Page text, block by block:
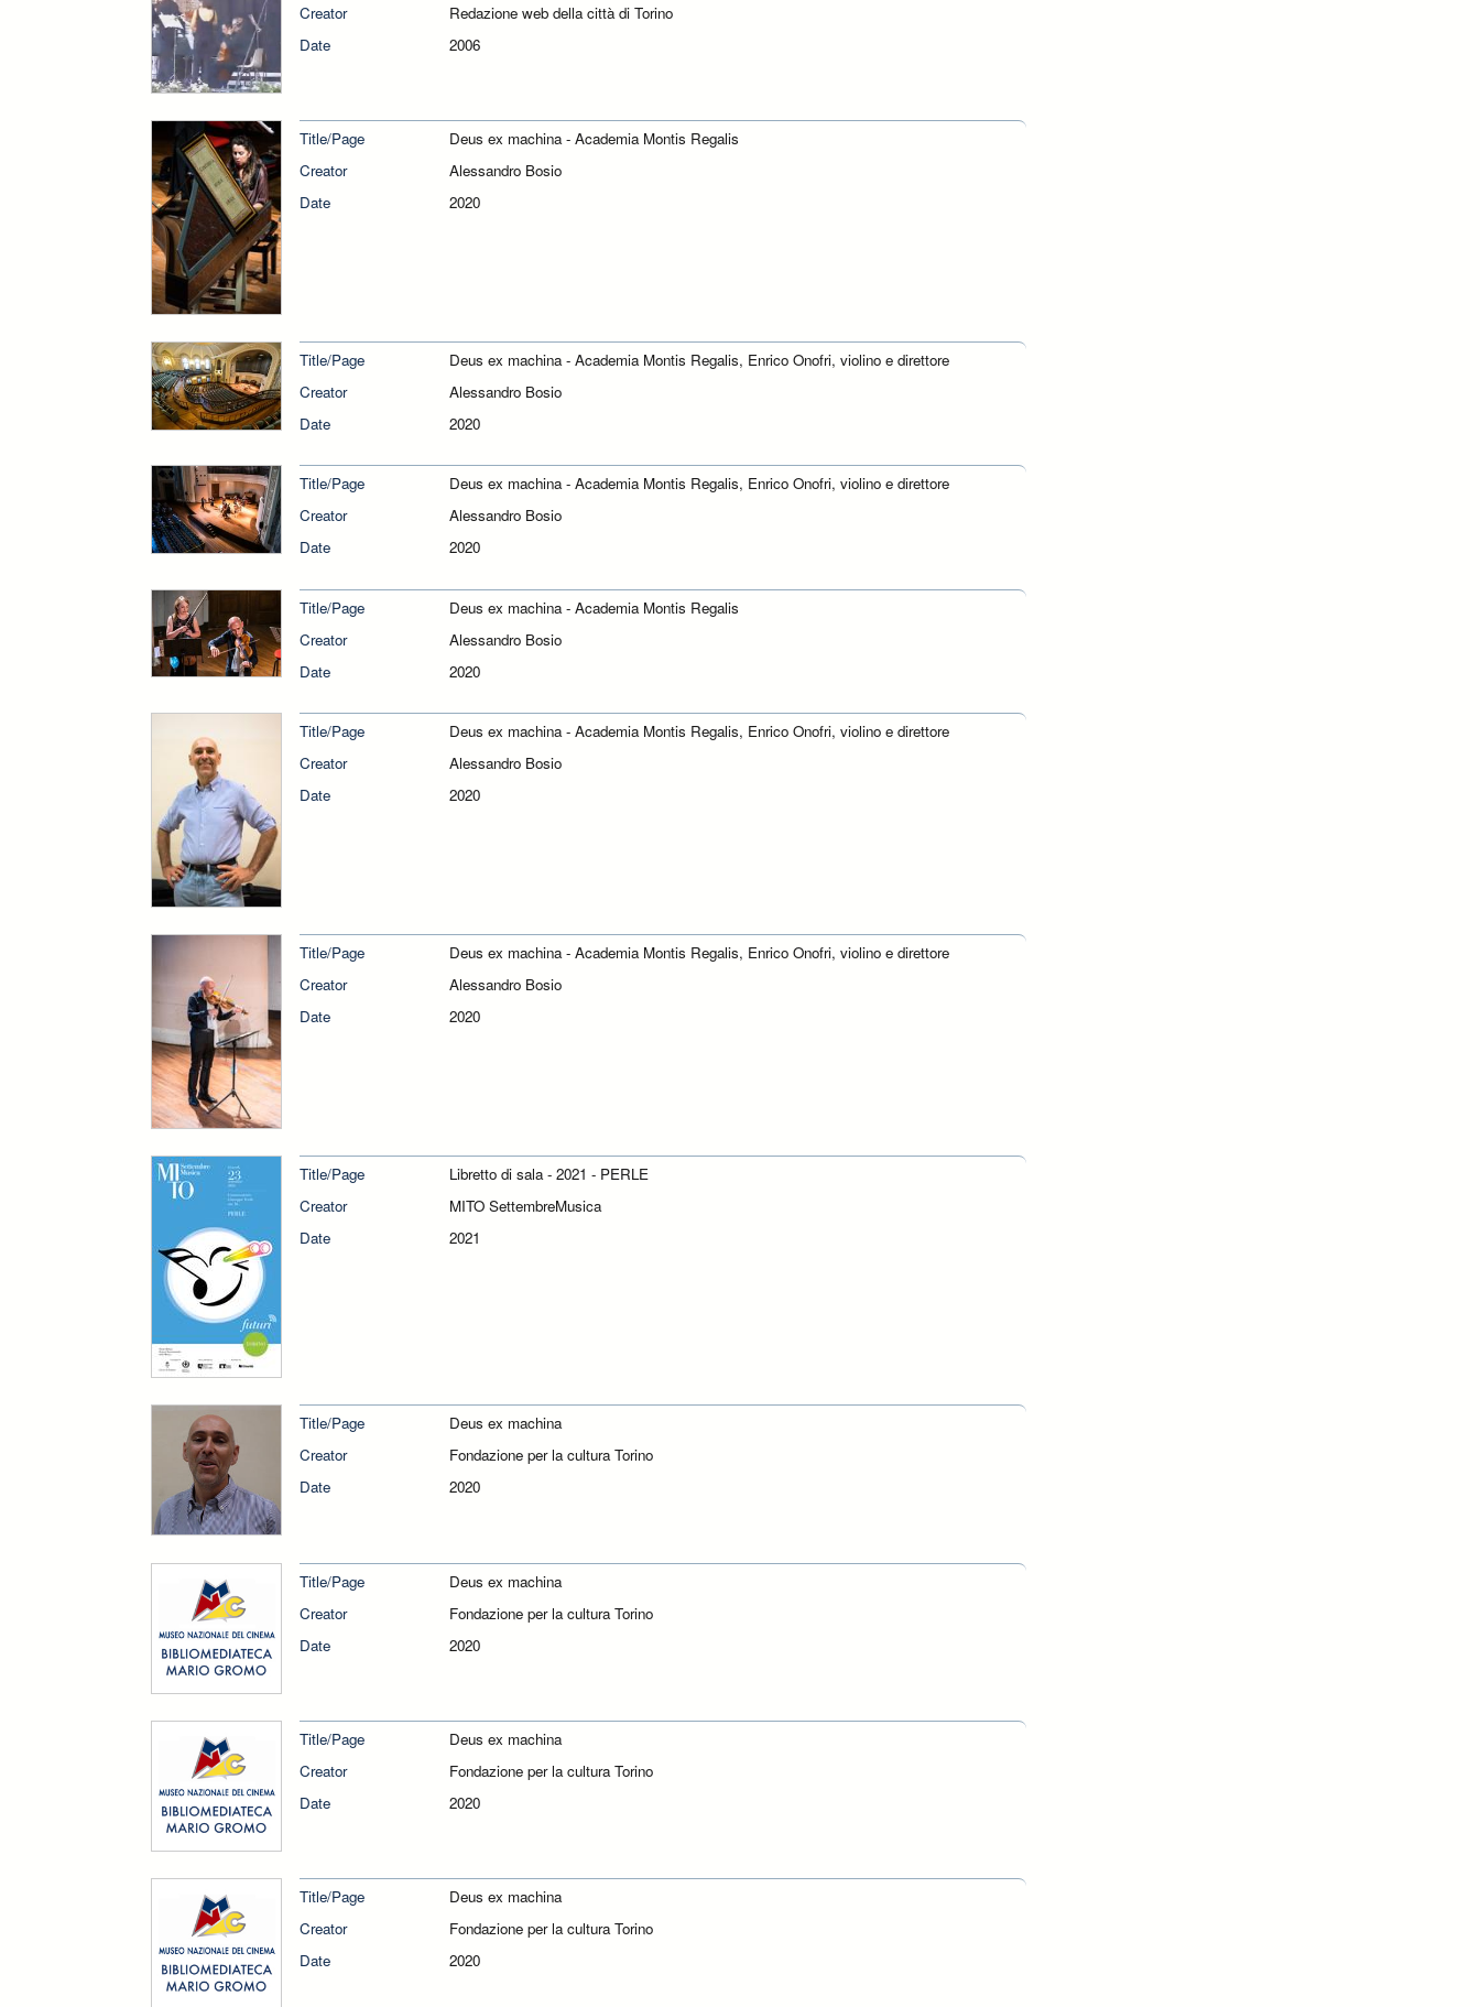
Creator
Redazione web della città di Torino
Date
2006
Title/Page
Deus ex machina - Academia Montis Regalis
Creator
Alessandro Bosio
Date
2020
Title/Page
Deus ex machina - Academia Montis Regalis, Enrico Onofri, violino e direttore
Creator
Alessandro Bosio
Date
2020
Title/Page
Deus ex machina - Academia Montis Regalis, Enrico Onofri, violino e direttore
Creator
Alessandro Bosio
Date
2020
Title/Page
Deus ex machina - Academia Montis Regalis
Creator
Alessandro Bosio
Date
2020
Title/Page
Deus ex machina - Academia Montis Regalis, Enrico Onofri, violino e direttore
Creator
Alessandro Bosio
Date
2020
Title/Page
Deus ex machina - Academia Montis Regalis, Enrico Onofri, violino e direttore
Creator
Alessandro Bosio
Date
2020
Title/Page
Libretto di sala - 2021 - PERLE
Creator
MITO SettembreMusica
Date
2021
Title/Page
Deus ex machina
Creator
Fondazione per la cultura Torino
Date
2020
Title/Page
Deus ex machina
Creator
Fondazione per la cultura Torino
Date
2020
Title/Page
Deus ex machina
Creator
Fondazione per la cultura Torino
Date
2020
Title/Page
Deus ex machina
Creator
Fondazione per la cultura Torino
Date
2020